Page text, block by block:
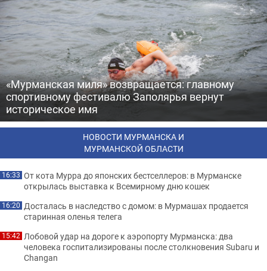
«Мурманская миля» возвращается: главному
спортивному фестивалю Заполярья вернут
историческое имя
НОВОСТИ МУРМАНСКА И
МУРМАНСКОЙ ОБЛАСТИ
16:33 От кота Мурра до японских бестселлеров: в Мурманске
открылась выставка к Всемирному дню кошек
16:20 Досталась в наследство с домом: в Мурмашах продается
старинная оленья телега
15:42 Лобовой удар на дороге к аэропорту Мурманска: два
человека госпитализированы после столкновения Subaru и
Changan